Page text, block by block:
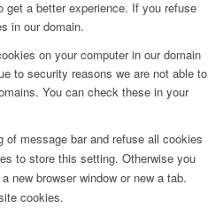
a better experience. If you refuse
in our domain.
on your computer in our domain
to security reasons we are not able to
You can check these in your
of message bar and refuse all cookies
to store this setting. Otherwise you
new browser window or new a tab.
cookies.